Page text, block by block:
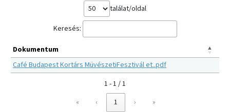
találat/oldal
Keresés:
Dokumentum
Café Budapest Kortárs MüvészetiFesztivál et..pdf
1 - 1 / 1
«
‹ 1 › »